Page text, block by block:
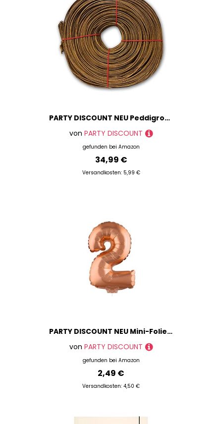
PARTY DISCOUNT NEU Peddigrohr & Stuhlflechtrohr No.6, rotband, ca. 500g, Stärke 2,5mm, geräuchert
von PARTY DISCOUNT
gefunden bei Amazon
34,99 €
Versandkosten: 5,99 €
PARTY DISCOUNT NEU Mini-Folienballon am Papierstäbchen, Zahl 2, rosé-Gold/Kupfer, ca. 40cm
von PARTY DISCOUNT
gefunden bei Amazon
2,49 €
Versandkosten: 4,50 €